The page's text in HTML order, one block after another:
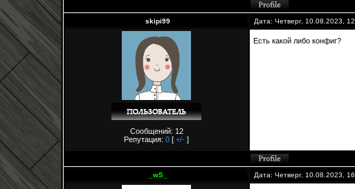
skipi99 Дата: Четверг, 10.08.2023,
Сообщений: 12
Репутация: 0 [ +/- ]
Есть какой либо конфиг?
_wS_ Дата: Четверг, 10.08.2023,